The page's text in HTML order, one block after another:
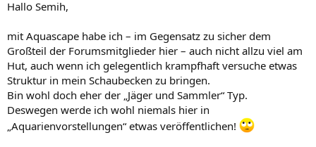
Hallo Semih,
mit Aquascape habe ich – im Gegensatz zu sicher dem
Großteil der Forumsmitglieder hier – auch nicht allzu viel am
Hut, auch wenn ich gelegentlich krampfhaft versuche etwas
Struktur in mein Schaubecken zu bringen.
Bin wohl doch eher der „Jäger und Sammler“ Typ.
Deswegen werde ich wohl niemals hier in
„Aquarienvorstellungen“ etwas veröffentlichen!